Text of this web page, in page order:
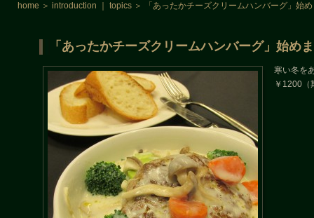
home ＞ introduction topics ＞ 「あったかチーズクリームハンバーグ」始
「あったかチーズクリームハンバーグ」始め
寒い冬を
￥1200（